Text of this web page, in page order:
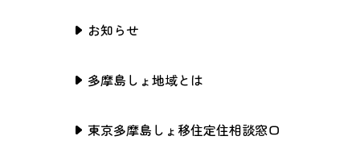
お知らせ
多摩島しょ地域とは
東京多摩島しょ移住定住相談窓口